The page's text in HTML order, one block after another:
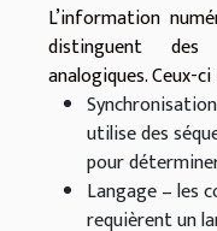
L’information
distinguent des
analogiques. Ceux-ci
utilise des
pour
Langage – les
requièrent un